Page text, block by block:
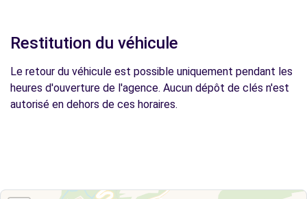
Restitution du véhicule
Le retour du véhicule est possible uniquement pendant les
heures d'ouverture de l'agence. Aucun dépôt de clés n'est
autorisé en dehors de ces horaires.